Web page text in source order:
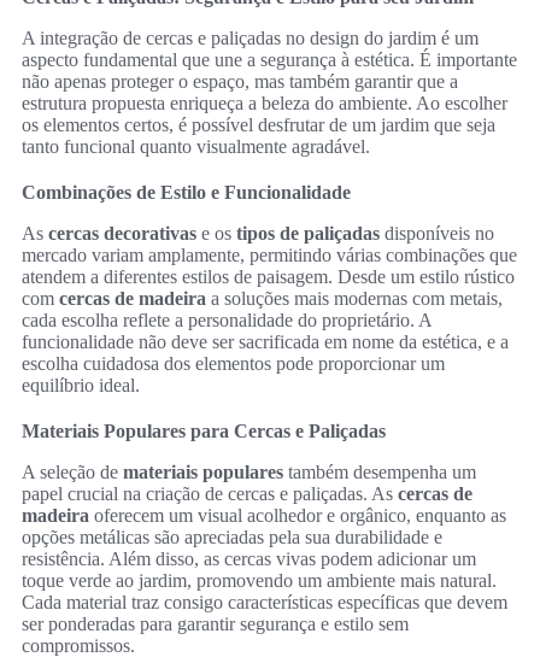
A integração de cercas e paliçadas no design do jardim é um
aspecto fundamental que une a segurança à estética. É importante
não apenas proteger o espaço, mas também garantir que a
estrutura propuesta enriqueça a beleza do ambiente. Ao escolher
os elementos certos, é possível desfrutar de um jardim que seja
tanto funcional quanto visualmente agradável.
Combinações de Estilo e Funcionalidade
As cercas decorativas e os tipos de paliçadas disponíveis no
mercado variam amplamente, permitindo várias combinações que
atendem a diferentes estilos de paisagem. Desde um estilo rústico
com cercas de madeira a soluções mais modernas com metais,
cada escolha reflete a personalidade do proprietário. A
funcionalidade não deve ser sacrificada em nome da estética, e a
escolha cuidadosa dos elementos pode proporcionar um
equilíbrio ideal.
Materiais Populares para Cercas e Paliçadas
A seleção de materiais populares também desempenha um
papel crucial na criação de cercas e paliçadas. As cercas de
madeira oferecem um visual acolhedor e orgânico, enquanto as
opções metálicas são apreciadas pela sua durabilidade e
resistência. Além disso, as cercas vivas podem adicionar um
toque verde ao jardim, promovendo um ambiente mais natural.
Cada material traz consigo características específicas que devem
ser ponderadas para garantir segurança e estilo sem
compromissos.